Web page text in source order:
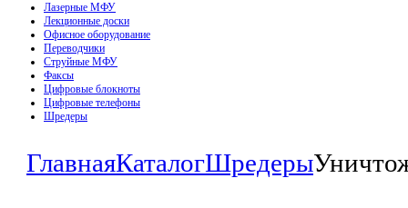
Лазерные МФУ
Лекционные доски
Офисное оборудование
Переводчики
Струйные МФУ
Факсы
Цифровые блокноты
Цифровые телефоны
Шредеры
ГлавнаяКаталогШредеры